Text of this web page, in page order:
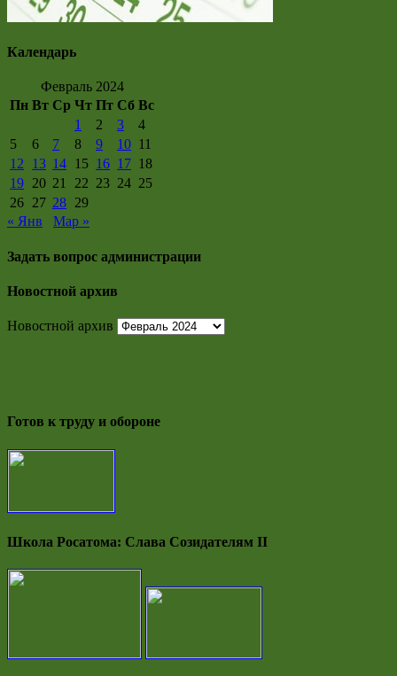
Календарь
Февраль 2024
Пн Вт Ср Чт Пт Сб Вс
1
2 3
4
5
6 7 8 9 10 11
12 13 14 15 16 17 18
19 20 21 22 23 24 25
26 27 28 29
« Янв
Мар »
Задать вопрос администрации
Новостной архив
Новостной архив
Готов к труду и обороне
Школа Росатома: Слава Созидателям II